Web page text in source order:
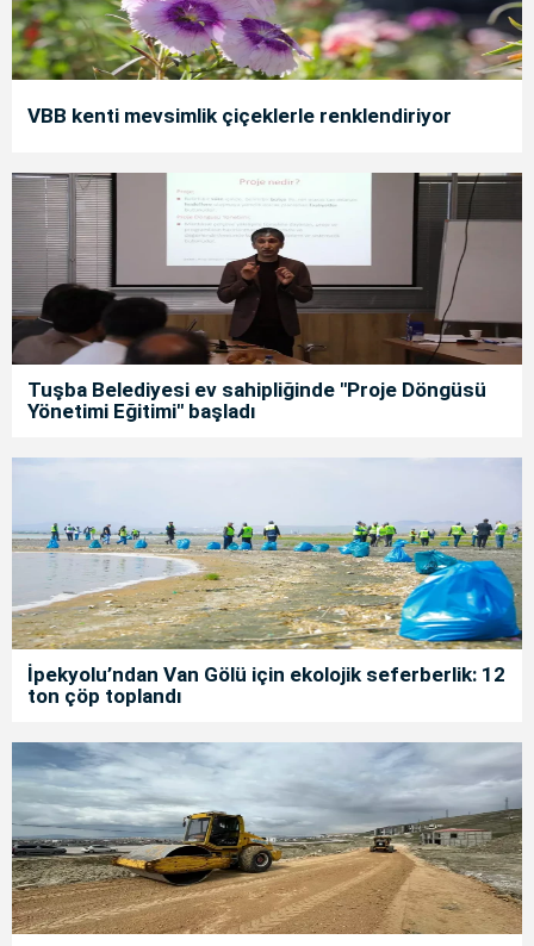
VBB kenti mevsimlik çiçeklerle renklendiriyor
Tuşba Belediyesi ev sahipliğinde "Proje Döngüsü
Yönetimi Eğitimi" başladı
İpekyolu’ndan Van Gölü için ekolojik seferberlik: 12
ton çöp toplandı